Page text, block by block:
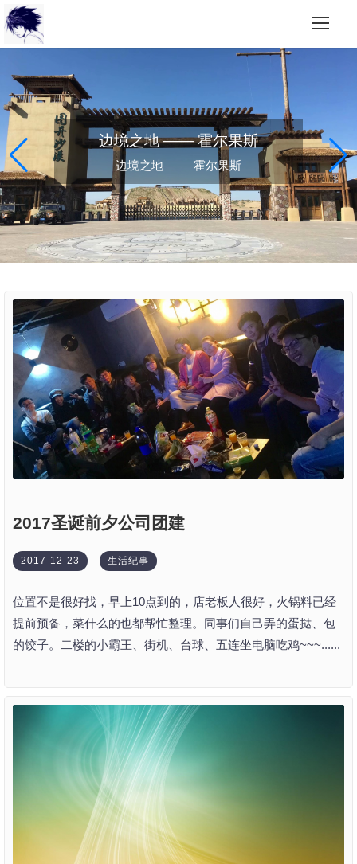
边境之地 —— 霍尔果斯
边境之地 —— 霍尔果斯
2017圣诞前夕公司团建
2017-12-23 生活纪事
位置不是很好找，早上10点到的，店老板人很好，火锅料已经
提前预备，菜什么的也都帮忙整理。同事们自己弄的蛋挞、包
的饺子。二楼的小霸王、街机、台球、五连坐电脑吃鸡~~~......